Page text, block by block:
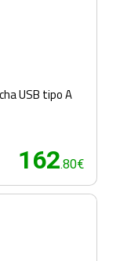
USB tipo A
162.80€